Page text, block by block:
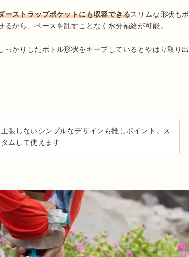
ーストラップポケットにも収容できるスリムな形状もポ
から、ペースを乱すことなく水分補給が可能。
かりしたボトル形状をキープしているとやはり取り出
張しないシンプルなデザインも推しポイント。ス
ムして使えます